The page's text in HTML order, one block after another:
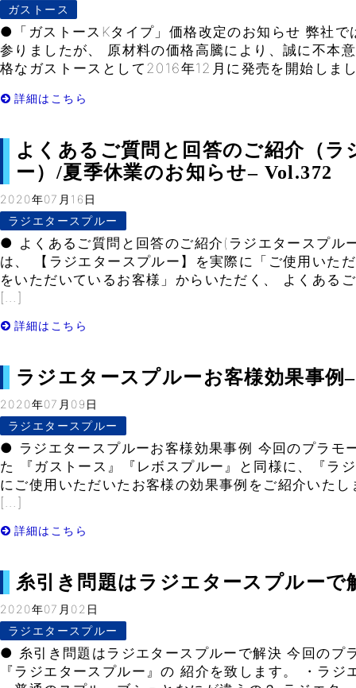
ガストース
●「ガストースKタイプ」価格改定のお知らせ 弊社で
参りましたが、 原材料の価格高騰により、誠に不本
格なガストースとして2016年12月に発売を開始しま
詳細はこちら
よくあるご質問と回答のご紹介（ラ
ー）/夏季休業のお知らせ– Vol.372
2020年07月16日
ラジエタースプルー
● よくあるご質問と回答のご紹介(ラジエタースプル
は、 【ラジエタースプルー】を実際に「ご使用いた
をいただいているお客様」からいただく、 よくある
[…]
詳細はこちら
ラジエタースプルーお客様効果事例
2020年07月09日
ラジエタースプルー
● ラジエタースプルーお客様効果事例 今回のプラモ
た 『ガストース』『レボスプルー』と同様に、『ラ
にご使用いただいたお客様の効果事例をご紹介いた
[…]
詳細はこちら
糸引き問題はラジエタースプルーで
2020年07月02日
ラジエタースプルー
● 糸引き問題はラジエタースプルーで解決 今回のプ
『ラジエタースプルー』の 紹介を致します。 ・ラジ